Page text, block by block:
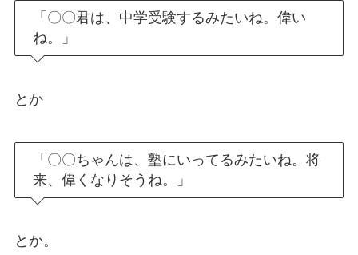
「〇〇君は、中学受験するみたいね。偉い
ね。」
とか
「〇〇ちゃんは、塾にいってるみたいね。将
来、偉くなりそうね。」
とか。